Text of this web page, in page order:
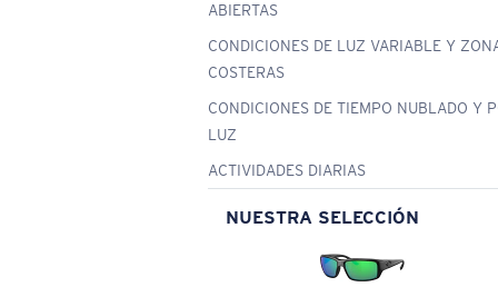
ABIERTAS
CONDICIONES DE LUZ VARIABLE Y
COSTERAS
CONDICIONES DE TIEMPO NUBLADO Y
LUZ
ACTIVIDADES DIARIAS
NUESTRA SELECCIÓN